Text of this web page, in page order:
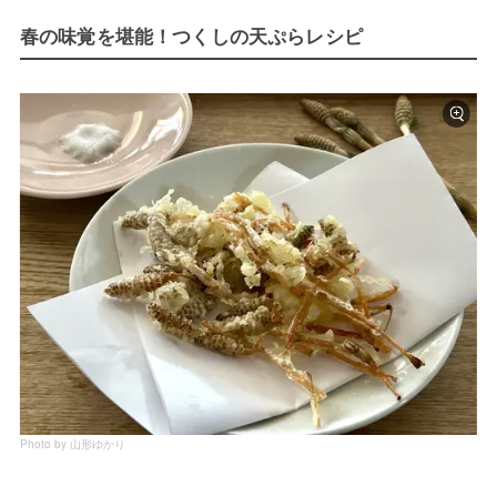
春の味覚を堪能！つくしの天ぷらレシピ
Photo by 山形ゆかり